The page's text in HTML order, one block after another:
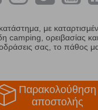
με
camping, ορειβασίας
σας, το πάθος
Παρακολούθηση
αποστολής